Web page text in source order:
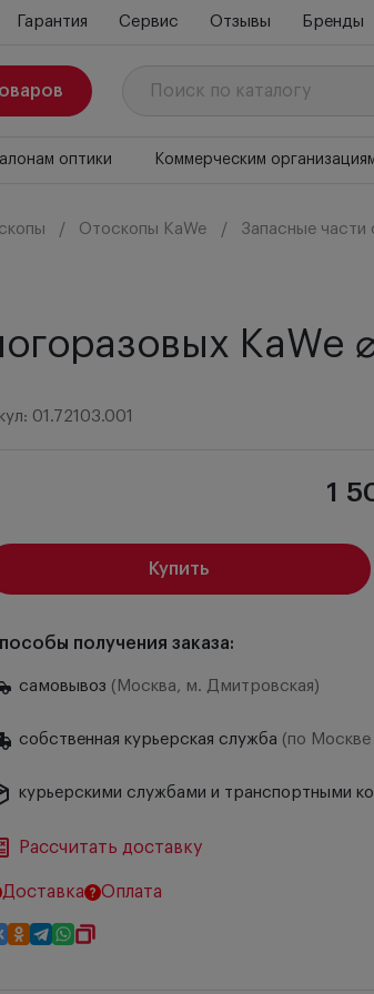
Гарантия Сервис Отзывы Бренды
оптики Коммерческим
Отоскопы KaWe Запасные части
KaWe
01.72103.001
1
Купить
получения заказа:
самовывоз (Москва, м. Дмитровская)
собственная курьерская служба (по
курьерскими службами и транспортными
Рассчитать доставку
Доставка Оплата